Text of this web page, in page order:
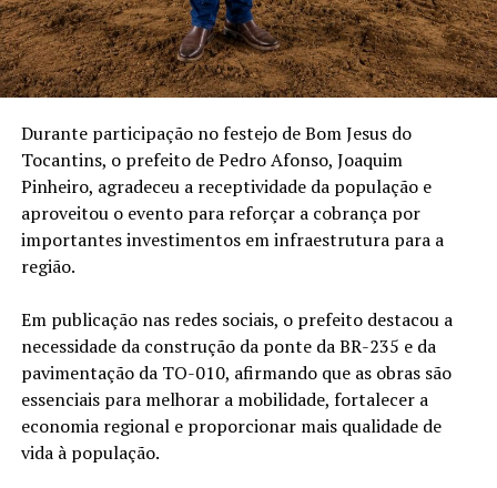
Durante participação no festejo de Bom Jesus do
Tocantins, o prefeito de Pedro Afonso, Joaquim
Pinheiro, agradeceu a receptividade da população e
aproveitou o evento para reforçar a cobrança por
importantes investimentos em infraestrutura para a
região.
Em publicação nas redes sociais, o prefeito destacou a
necessidade da construção da ponte da BR-235 e da
pavimentação da TO-010, afirmando que as obras são
essenciais para melhorar a mobilidade, fortalecer a
economia regional e proporcionar mais qualidade de
vida à população.